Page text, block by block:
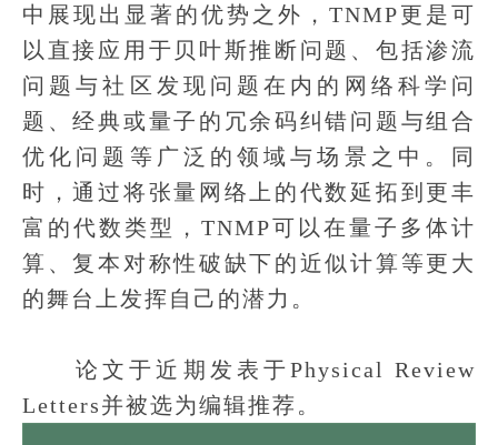
中展现出显著的优势之外，TNMP更是可
以直接应用于贝叶斯推断问题、包括渗流
问题与社区发现问题在内的网络科学问
题、经典或量子的冗余码纠错问题与组合
优化问题等广泛的领域与场景之中。同
时，通过将张量网络上的代数延拓到更丰
富的代数类型，TNMP可以在量子多体计
算、复本对称性破缺下的近似计算等更大
的舞台上发挥自己的潜力。
论文于近期发表于Physical Review
Letters并被选为编辑推荐。